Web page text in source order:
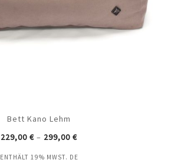
Bett Kano Lehm
229,00 € – 299,00 €
ENTHÄLT 19% MWST. DE